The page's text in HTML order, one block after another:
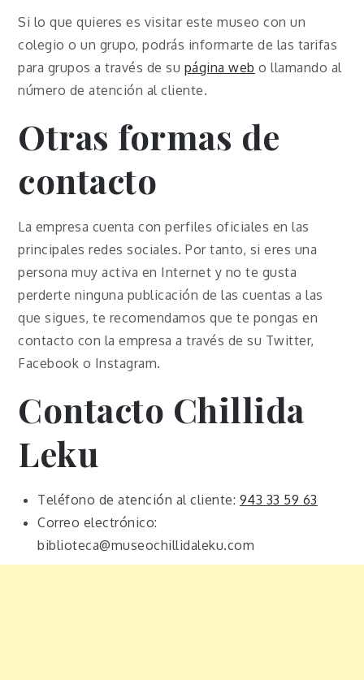
Si lo que quieres es visitar este museo con un
colegio o un grupo, podrás informarte de las tarifas
para grupos a través de su página web o llamando al
número de atención al cliente.
Otras formas de
contacto
La empresa cuenta con perfiles oficiales en las
principales redes sociales. Por tanto, si eres una
persona muy activa en Internet y no te gusta
perderte ninguna publicación de las cuentas a las
que sigues, te recomendamos que te pongas en
contacto con la empresa a través de su Twitter,
Facebook o Instagram.
Contacto Chillida
Leku
Teléfono de atención al cliente: 943 33 59 63
Correo electrónico:
biblioteca@museochillidaleku.com